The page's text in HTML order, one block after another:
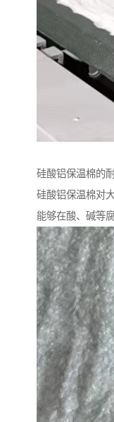
硅酸铝保温棉的
硅酸铝保温棉对
能够在酸、碱等